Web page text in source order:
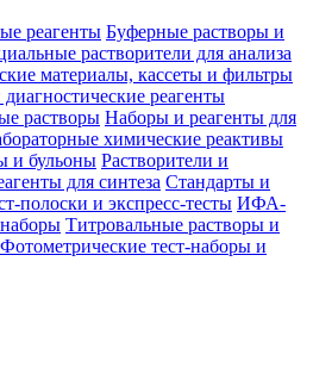
реагенты Буферные растворы и
растворители для анализа
материалы, кассеты и фильтры
реагенты
растворы Наборы и реагенты для
химические реактивы
и бульоны Растворители и
для синтеза Стандарты и
полоски и экспресс-тесты ИФА-
Титровальные растворы и
Фотометрические тест-наборы и